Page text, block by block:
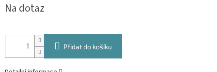
cena:
Na dotaz
Přidat do košíku